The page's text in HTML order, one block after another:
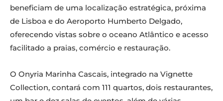
beneficiam de uma localização estratégica, próxima
de Lisboa e do Aeroporto Humberto Delgado,
oferecendo vistas sobre o oceano Atlântico e acesso
facilitado a praias, comércio e restauração.
O Onyria Marinha Cascais, integrado na Vignette
Collection, contará com 111 quartos, dois restaurantes,